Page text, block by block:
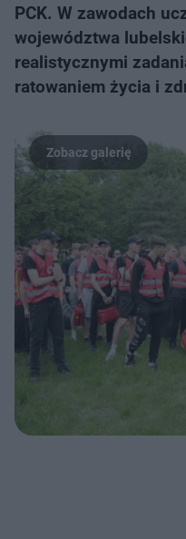
PCK. W zawodach
województwa
realistycznymi
ratowaniem życia i